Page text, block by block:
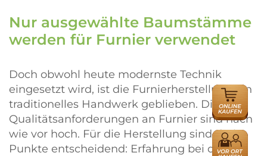
Nur ausgewählte Baumstämme
werden für Furnier verwendet
Doch obwohl heute modernste Technik
eingesetzt wird, ist die Furnierherstellung ein
traditionelles Handwerk geblieben. Die
Qualitätsanforderungen an Furnier sind nach
wie vor hoch. Für die Herstellung sind drei
Punkte entscheidend: Erfahrung bei der
ONLINE